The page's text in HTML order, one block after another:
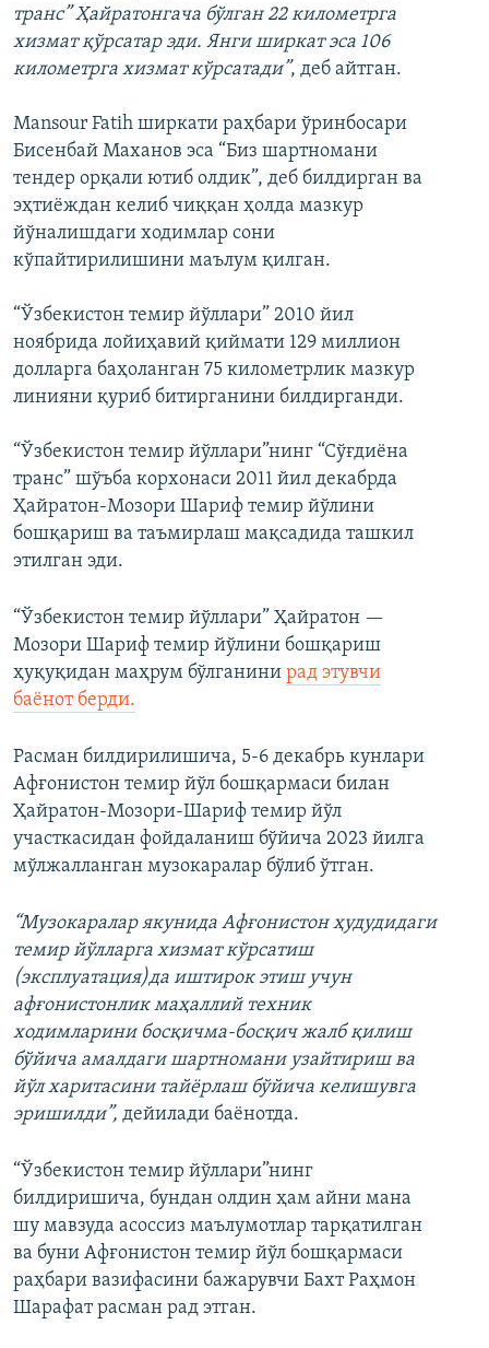
транс” Ҳайратонгача бўлган 22 километрга
хизмат қўрсатар эди. Янги ширкат эса 106
километрга хизмат кўрсатади”, деб айтган.
Mansour Fatih ширкати раҳбари ўринбосари
Бисенбай Маханов эса “Биз шартномани
тендер орқали ютиб олдик”, деб билдирган ва
эҳтиёждан келиб чиққан ҳолда мазкур
йўналишдаги ходимлар сони
кўпайтирилишини маълум қилган.
“Ўзбекистон темир йўллари” 2010 йил
ноябрида лойиҳавий қиймати 129 миллион
долларга баҳоланган 75 километрлик мазкур
линияни қуриб битирганини билдирганди.
“Ўзбекистон темир йўллари”нинг “Сўғдиёна
транс” шўъба корхонаси 2011 йил декабрда
Ҳайратон-Мозори Шариф темир йўлини
бошқариш ва таъмирлаш мақсадида ташкил
этилган эди.
“Ўзбекистон темир йўллари” Ҳайратон —
Мозори Шариф темир йўлини бошқариш
ҳуқуқидан маҳрум бўлганини рад этувчи
баёнот берди.
Расман билдирилишича, 5-6 декабрь кунлари
Афғонистон темир йўл бошқармаси билан
Ҳайратон-Мозори-Шариф темир йўл
участкасидан фойдаланиш бўйича 2023 йилга
мўлжалланган музокаралар бўлиб ўтган.
“Музокаралар якунида Афғонистон ҳудудидаги
темир йўлларга хизмат кўрсатиш
(эксплуатация)да иштирок этиш учун
афғонистонлик маҳаллий техник
ходимларини босқичма-босқич жалб қилиш
бўйича амалдаги шартномани узайтириш ва
йўл харитасини тайёрлаш бўйича келишувга
эришилди”, дейилади баёнотда.
“Ўзбекистон темир йўллари”нинг
билдиришича, бундан олдин ҳам айни мана
шу мавзуда асоссиз маълумотлар тарқатилган
ва буни Афғонистон темир йўл бошқармаси
раҳбари вазифасини бажарувчи Бахт Раҳмон
Шарафат расман рад этган.